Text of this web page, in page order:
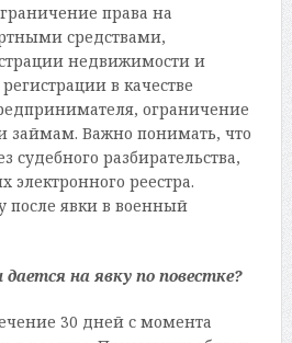
права на
средствами,
недвижимости и
в качестве
ограничение
займам. Важно понимать, что
судебного разбирательства,
реестра.
после явки в военный
на явку по повестке?
30 дней с момента